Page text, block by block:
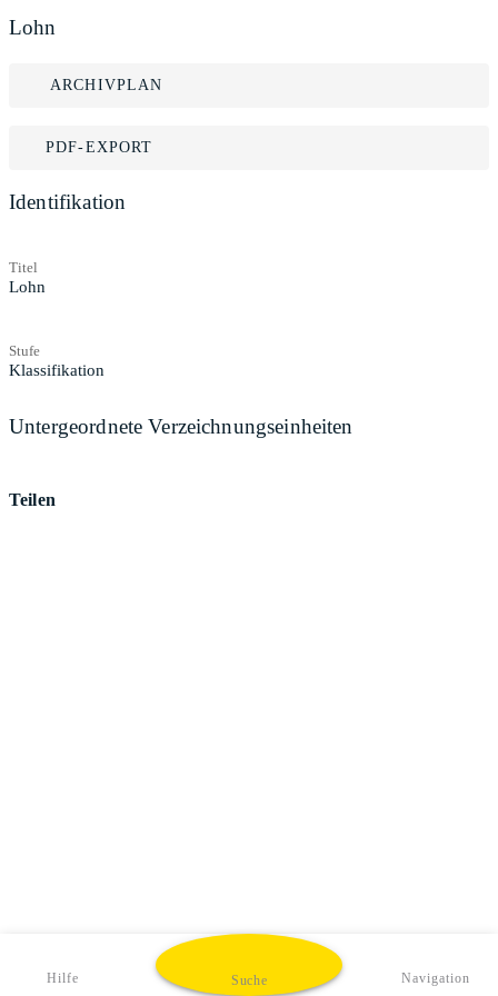
Lohn
ARCHIVPLAN
PDF-EXPORT
Identifikation
Titel
Lohn
Stufe
Klassifikation
Untergeordnete Verzeichnungseinheiten
Teilen
Hilfe Suche Navigation